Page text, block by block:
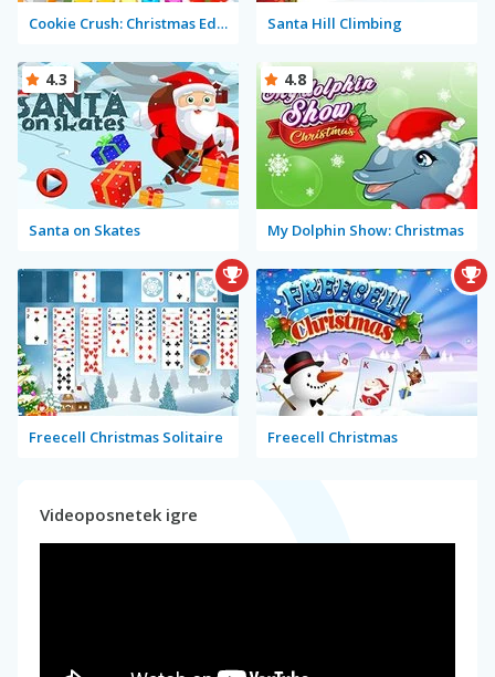
Cookie Crush: Christmas Edition Santa Hill Climbing
Santa on Skates
4.3
My Dolphin Show: Christmas
4.8
Freecell Christmas Solitaire Freecell Christmas
Videoposnetek igre